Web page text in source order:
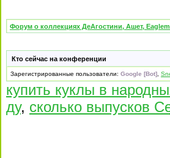
Форум о коллекциях ДеАгостини, Ашет,
Кто сейчас на конференции
Зарегистрированные пользователи: Google [Bot]
купить куклы в
ду, сколько выпусков